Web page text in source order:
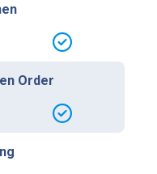
Order